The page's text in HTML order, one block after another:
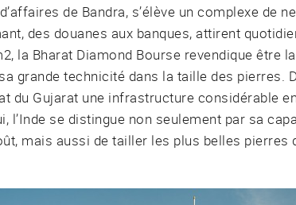
de Bandra, s’élève un complexe de
des douanes aux banques, attirent
la Bharat Diamond Bourse revendique être la
grande technicité dans la taille des pierres.
du Gujarat une infrastructure considérable
l’Inde se distingue non seulement par sa
mais aussi de tailler les plus belles pierres